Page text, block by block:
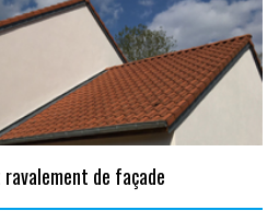
de façade